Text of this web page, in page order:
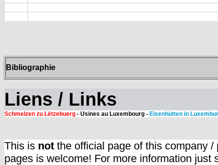
Bibliographie
Liens / Links
Schmelzen zu Lëtzebuerg - Usines au Luxembourg - Eisenhütten in
This is not the official page of this company
pages is welcome! For more information just